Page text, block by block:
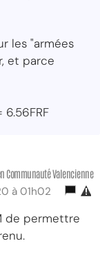
les "armées
et parce
6.56FRF
Communauté Valencienne
à 01h02
de permettre